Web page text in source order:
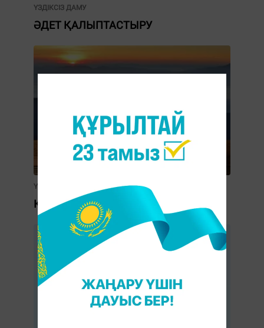
ҮЗДІКСІЗ ДАМУ
ӘДЕТ ҚАЛЫПТАСТЫРУ
ҮЗДІКСІЗ ДАМУ
ҚАЛАЙ ЕРТЕ ТҰРУҒА БОЛАДЫ